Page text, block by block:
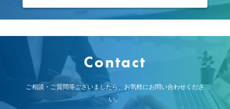
Contact
ご相談・ご質問等ございましたら、お気軽にお問い合わせくださ
い。